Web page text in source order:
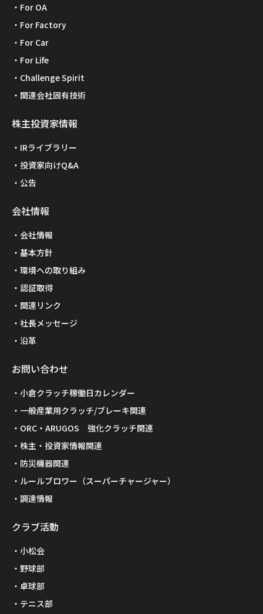
For OA
For Factory
For Car
For Life
Challenge Spirit
関連会社固有技術
株主投資家情報
IRライブラリー
投資家向けQ&A
公告
会社情報
会社情報
基本方針
環境への取り組み
認証取得
関連リンク
社長メッセージ
沿革
お問い合わせ
小倉クラッチ稼働日カレンダー
一般産業用クラッチ/ブレーキ関連
ORC・ARUGOS 強化クラッチ関連
株主・投資家情報関連
防災機器関連
ルールブロワー（スーパーチャージャー）
調達情報
クラブ活動
小松会
野球部
卓球部
テニス部